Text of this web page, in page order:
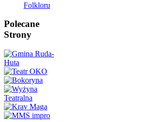
Folkloru
Polecane
Strony